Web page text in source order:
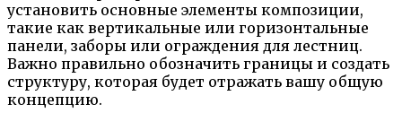
установить основные элементы композиции,
такие как вертикальные или горизонтальные
панели, заборы или ограждения для лестниц.
Важно правильно обозначить границы и создать
структуру, которая будет отражать вашу общую
концепцию.